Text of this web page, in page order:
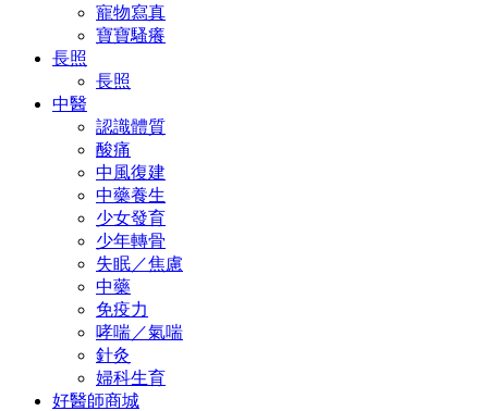
寵物寫真
寶寶騷癢
長照
長照
中醫
認識體質
酸痛
中風復建
中藥養生
少女發育
少年轉骨
失眠／焦慮
中藥
免疫力
哮喘／氣喘
針灸
婦科生育
好醫師商城